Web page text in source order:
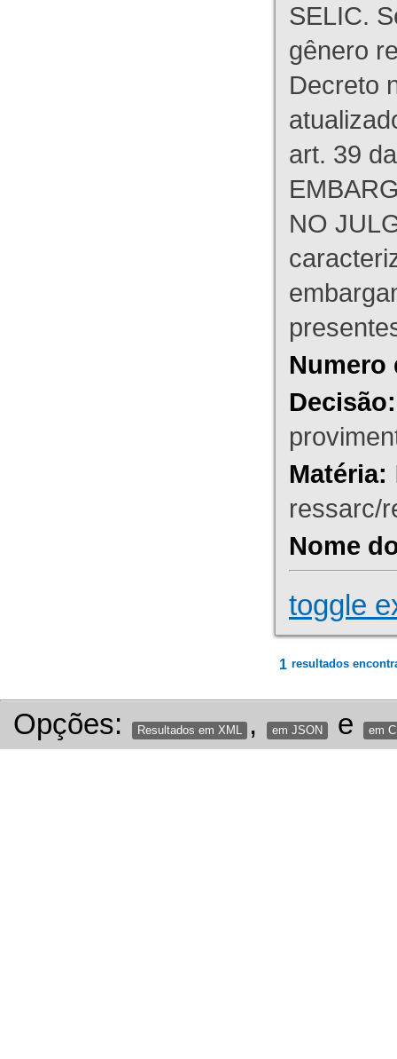
SELIC.
gênero
Decreto
art. 39
NO
Numero
Decisão:
Matéria:
ressarc/
Nome
toggle
1 resultados
Opções: Resultados em XML , em JSON e em